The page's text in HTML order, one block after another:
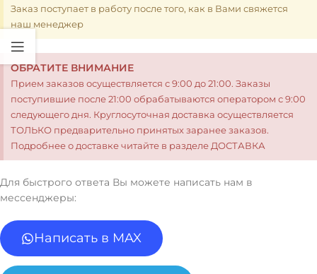
Заказ поступает в работу после того, как в Вами свяжется
наш менеджер
ОБРАТИТЕ ВНИМАНИЕ
Прием заказов осуществляется с 9:00 до 21:00. Заказы
поступившие после 21:00 обрабатываются оператором с 9:00
следующего дня. Круглосуточная доставка осуществляется
ТОЛЬКО предварительно принятых заранее заказов.
Подробнее о доставке читайте в разделе ДОСТАВКА
Для быстрого ответа Вы можете написать нам в
мессенджеры:
Написать в MAX